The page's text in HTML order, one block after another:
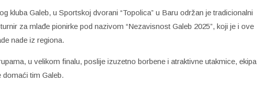
kluba Galeb, u Sportskoj dvorani “Topolica” u Baru održan je tradicionalni
za mlađe pionirke pod nazivom “Nezavisnost Galeb 2025”, koji je i ove
nade iz regiona.
u velikom finalu, poslije izuzetno borbene i atraktivne utakmice, ekipa
domaći tim Galeb.